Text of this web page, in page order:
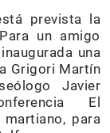
prevista la
un amigo
una
Grigori Martín
Javier
El
para